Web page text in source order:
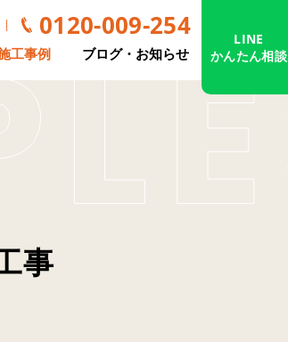
0120-009-254
工事例 ブログ・お知らせ
LINE
かんたん相談
事